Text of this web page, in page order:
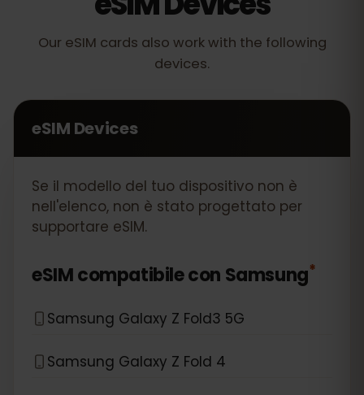
Our eSIM cards also work with the following
devices.
eSIM Devices
Se il modello del tuo dispositivo non è
nell'elenco, non è stato progettato per
supportare eSIM.
eSIM compatibile con Samsung*
Samsung Galaxy Z Fold3 5G
Samsung Galaxy Z Fold 4